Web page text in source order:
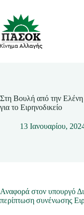
περιεχόμενο
Στη Βουλή από την
για το Ειρηνοδικείο
13 Ιανουαρίου,
Αναφορά στον υπουργό
περίπτωση συνένωσης